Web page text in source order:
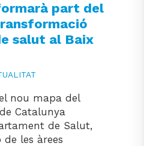
part del
salut al Baix
nou mapa del
Catalunya
de Salut,
les àrees